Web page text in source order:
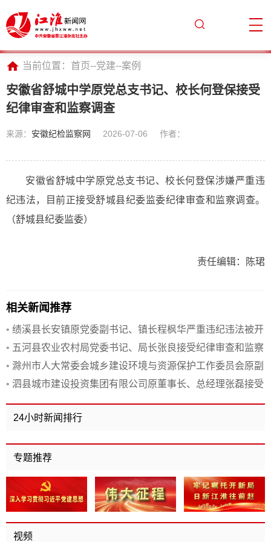
当前位置： 首页--党建--案例
安徽省舒城中学原党总支书记、校长何登保接受
纪律审查和监察调查
来源： 安徽纪检监察网 2026-07-06 作者：
安徽省舒城中学原党总支书记、校长何登保涉嫌严重违
纪违法，目前正接受舒城县纪委监委纪律审查和监察调查。
（舒城县纪委监委）
责任编辑：陈珺
相关新闻推荐
• 绩溪县长安镇原党委副书记、镇长程枫华严重违纪违法被开
除党籍和公职
• 五河县农业农村局党委书记、局长张良接受纪律审查和监察
调查
• 滁州市人大常委会城乡建设环境与资源保护工作委员会原副
主任、原二级巡视员孙新安接受纪律审查和监察调查
• 泗县城市建设投资集团有限公司原董事长、总经理张磊接受
纪律审查和监察调查
24小时新闻排行
专题推荐
视频